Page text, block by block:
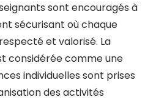
sont encouragés à
sécurisant où chaque
et valorisé. La
considérée comme une
individuelles sont prises
des activités